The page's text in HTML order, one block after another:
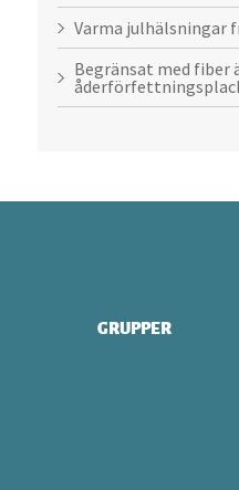
Varma julhälsningar
Begränsat med
GRUPPER